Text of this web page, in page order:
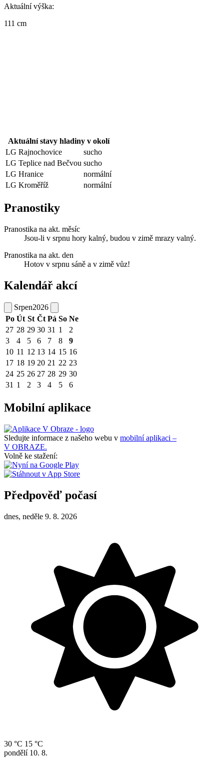
Aktuální výška:
111 cm
Aktuální stavy hladiny v okolí
LG Rajnochovice
sucho
LG Teplice nad Bečvou sucho
LG Hranice
normální
LG Kroměříž
normální
Pranostiky
Pranostika na akt. měsíc
Jsou-li v srpnu hory kalný, budou v zimě mrazy valný.
Pranostika na akt. den
Hotov v srpnu sáně a v zimě vůz!
Kalendář akcí
Srpen2026
Po Út St Čt Pá So Ne
27 28 29 30 31 1
2
3
4 5 6 7 8
9
10 11 12 13 14 15 16
17 18 19 20 21 22 23
24 25 26 27 28 29 30
31 1 2 3 4 5 6
Mobilní aplikace
Sledujte informace z našeho webu v mobilní aplikaci –
V OBRAZE.
Volně ke stažení:
Předpověď počasí
dnes, neděle 9. 8. 2026
30 °C 15 °C
pondělí 10. 8.